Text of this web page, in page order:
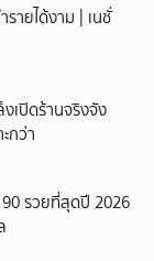
ายได้งาม | เนชั่
เปิดร้านจริงจัง
กว่า
รวยที่สุดปี 2026